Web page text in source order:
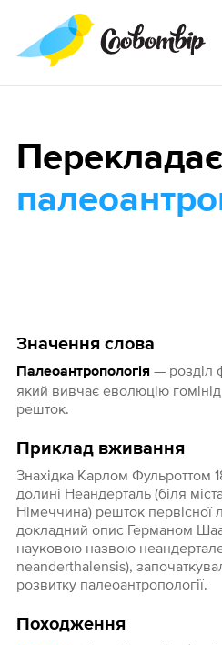
Значення слова
Палеоантропологія— розділ
який вивчає еволюцію
решток.
Приклад вживання
Знахідка Карлом Фульроттом
долині Неандерталь (біля
Німеччина) решток первісної
докладний опис Германом
науковою назвою
neanderthalensis),
розвитку палеоантропології.
Походження